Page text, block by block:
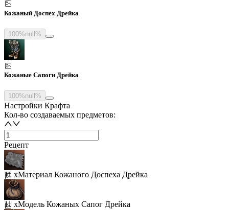
Кожаный Доспех Дрейка
100%null%
Кожаные Сапоги Дрейка
100%null%
Настройки Крафта
Кол-во создаваемых предметов:
Рецепт
11 xМатериал Кожаного Доспеха Дрейка
11 xМодель Кожаных Сапог Дрейка